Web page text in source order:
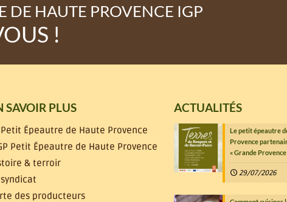
DE HAUTE PROVENCE IGP
!
SAVOIR PLUS
Petit Épeautre de Haute Provence
Petit Épeautre de Haute Provence
& terroir
syndicat
des producteurs
ACTUALITÉS
Le petit épeautre
Provence
« Grande Provence
29/07/2026